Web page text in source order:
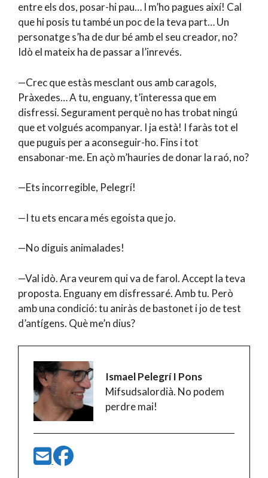
entre els dos, posar-hi pau… I m’ho pagues així! Cal
que hi posis tu també un poc de la teva part… Un
personatge s’ha de dur bé amb el seu creador, no?
Idò el mateix ha de passar a l’inrevés.
—Crec que estàs mesclant ous amb caragols,
Pràxedes… A tu, enguany, t’interessa que em
disfressi. Segurament perquè no has trobat ningú
que et volgués acompanyar. I ja està! I faràs tot el
que puguis per a aconseguir-ho. Fins i tot
ensabonar-me. En açò m’hauries de donar la raó, no?
—Ets incorregible, Pelegrí!
—I tu ets encara més egoista que jo.
—No diguis animalades!
—Val idò. Ara veurem qui va de farol. Accept la teva
proposta. Enguany em disfressaré. Amb tu. Però
amb una condició: tu aniràs de bastonet i jo de test
d’antígens. Què me’n dius?
Ismael Pelegrí I Pons
Mifsudsalordià. No podem
perdre mai!